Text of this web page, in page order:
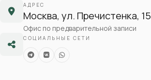
АДРЕС
Москва, ул. Пречистенка, 15
Офис по предварительной записи
СОЦИАЛЬНЫЕ СЕТИ